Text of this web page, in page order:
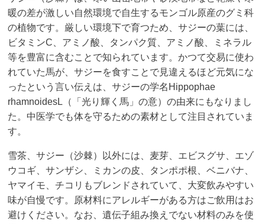
暖の差が激しい自然環境で自生するモンゴル原産のグミ科
の植物です。厳しい環境下で育つため、サジーの葉には、
ビタミンC、アミノ酸、タンパク質、アミノ酸、ミネラル
等を豊富に含むことで知られています。かつて交易に使わ
れていた馬が、サジーを食すことで見違えるほど元気にな
ったという言い伝えは、サジーの学名Hippophae
rhamnoidesL（「光り輝く馬」の意）の由来にもなりまし
た。中医学でも体を守るための素材として注目されていま
す。
雪茶、サジー（沙棘）以外には、麦芽、エビスグサ、エゾ
ウコギ、サンザシ、ミカンの皮、タンポポ根、ベニバナ、
ヤマイモ、チコリもブレンドされていて、大変飲みやすい
味が自慢です。原材料にアレルギーがある方はご飲用はお
避けください。なお、遺伝子組み換えでない材料のみを使